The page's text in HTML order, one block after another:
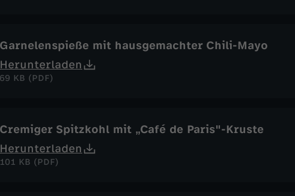
Garnelenspieße mit hausgemachter Chili-Mayo
Herunterladen
69 KB (PDF)
Cremiger Spitzkohl mit „Café de Paris"-Kruste
Herunterladen
101 KB (PDF)